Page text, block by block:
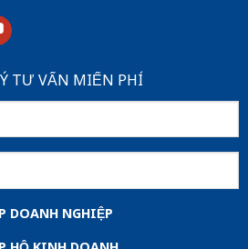
TƯ VẤN MIẾN PHÍ
DOANH NGHIỆP